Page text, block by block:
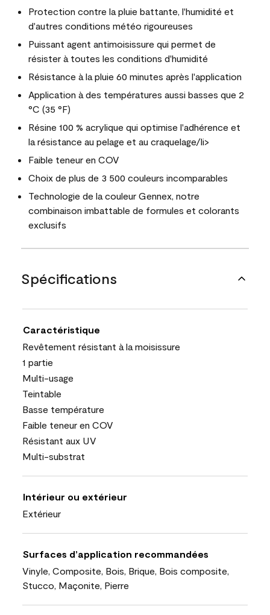
Protection contre la pluie battante, l'humidité et
d'autres conditions météo rigoureuses
Puissant agent antimoisissure qui permet de
résister à toutes les conditions d'humidité
Résistance à la pluie 60 minutes après l'application
Application à des températures aussi basses que 2
°C (35 °F)
Résine 100 % acrylique qui optimise l'adhérence et
la résistance au pelage et au craquelage/li>
Faible teneur en COV
Choix de plus de 3 500 couleurs incomparables
Technologie de la couleur Gennex, notre
combinaison imbattable de formules et colorants
exclusifs
Spécifications
Caractéristique
Revêtement résistant à la moisissure
1 partie
Multi-usage
Teintable
Basse température
Faible teneur en COV
Résistant aux UV
Multi-substrat
Intérieur ou extérieur
Extérieur
Surfaces d’application recommandées
Vinyle, Composite, Bois, Brique, Bois composite,
Stucco, Maçonite, Pierre